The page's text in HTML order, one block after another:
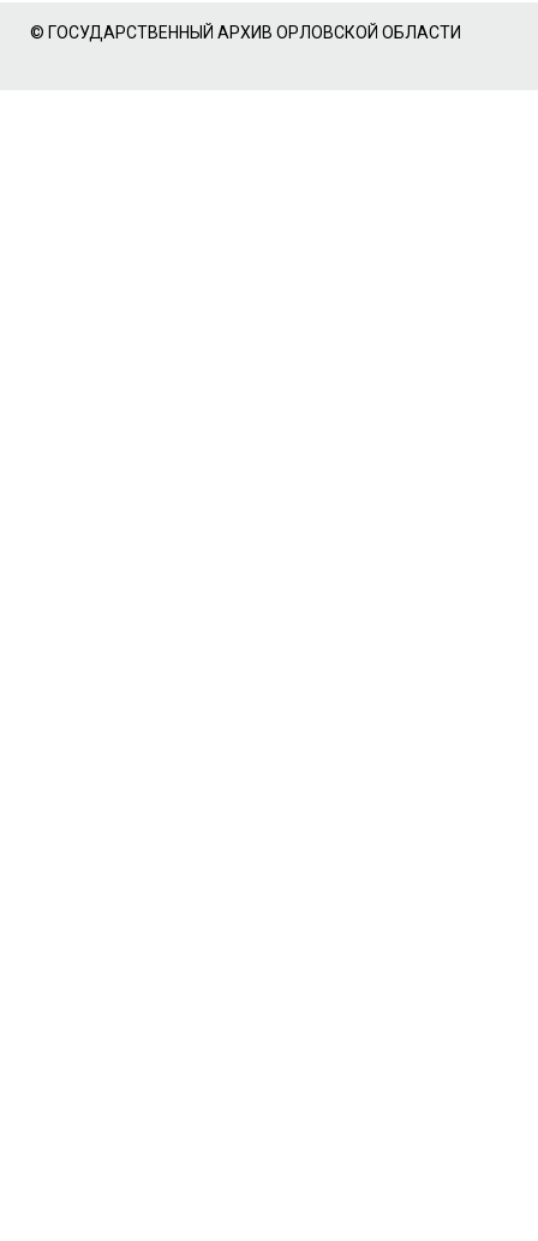
© ГОСУДАРСТВЕННЫЙ АРХИВ ОРЛОВСКОЙ ОБЛАСТИ